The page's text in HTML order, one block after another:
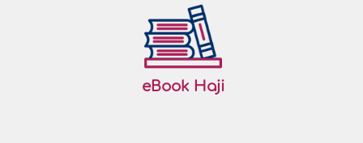
eBook Haji